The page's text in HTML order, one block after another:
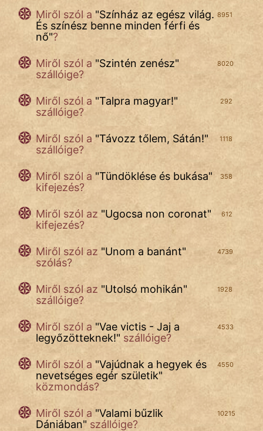
8951
Miről szól a "Színház az egész világ.
És színész benne minden férfi és
nő"?
8020
Miről szól a "Szintén zenész"
szállóige?
292
Miről szól a "Talpra magyar!"
szállóige?
1118
Miről szól a "Távozz tőlem, Sátán!"
szállóige?
358
Miről szól a "Tündöklése és bukása"
kifejezés?
612
Miről szól az "Ugocsa non coronat"
kifejezés?
4739
Miről szól az "Unom a banánt"
szólás?
1928
Miről szól az "Utolsó mohikán"
szállóige?
4533
Miről szól a "Vae victis - Jaj a
legyőzötteknek!" szállóige?
4550
Miről szól a "Vajúdnak a hegyek és
nevetséges egér születik"
közmondás?
10215
Miről szól a "Valami bűzlik
Dániában" szállóige?